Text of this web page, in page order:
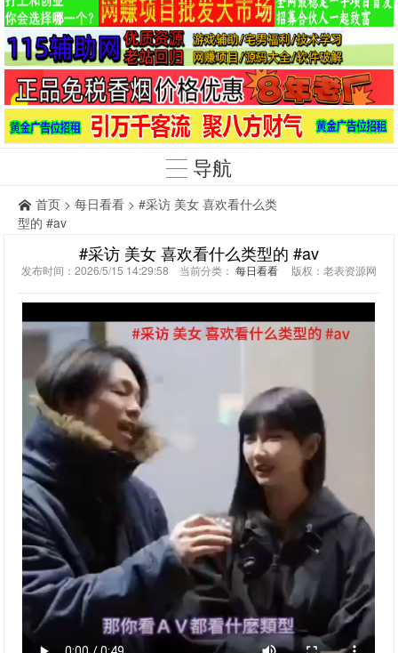
导航
首页 > 每日看看 > #采访 美女 喜欢看什么类
型的 #av
#采访 美女 喜欢看什么类型的 #av
发布时间：2026/5/15 14:29:58 当前分类： 每日看看 版权：老表资源网